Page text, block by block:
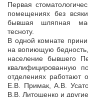
Первая
помещениях без
бывшая шляпная
тесноту.
В одной комнате
на вопиющую
население бывшего
квалифицированную
отделениях работают
Е.В. Примак, А.В.
В.В. Литошенко и